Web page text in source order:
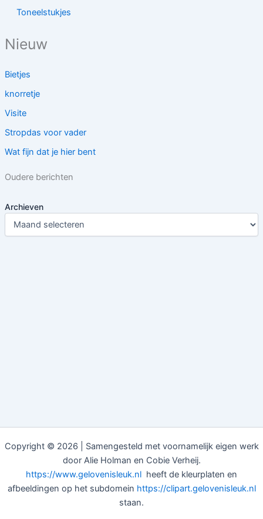
Toneelstukjes
Nieuw
Bietjes
knorretje
Visite
Stropdas voor vader
Wat fijn dat je hier bent
Oudere berichten
Archieven
Copyright © 2026 | Samengesteld met voornamelijk eigen werk
door Alie Holman en Cobie Verheij.
https://www.gelovenisleuk.nl heeft de kleurplaten en
afbeeldingen op het subdomein https://clipart.gelovenisleuk.nl
staan.